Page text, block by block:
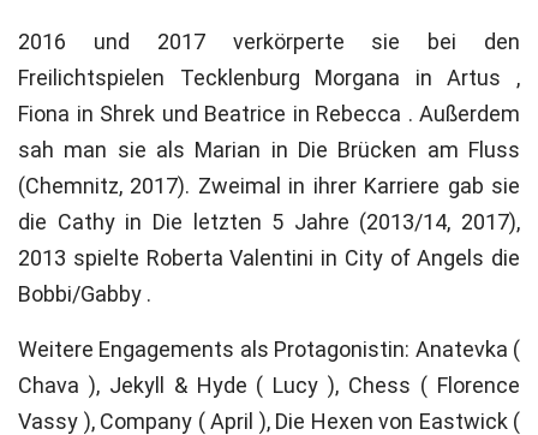
2016 und 2017 verkörperte sie bei den
Freilichtspielen Tecklenburg Morgana in Artus ,
Fiona in Shrek und Beatrice in Rebecca . Außerdem
sah man sie als Marian in Die Brücken am Fluss
(Chemnitz, 2017). Zweimal in ihrer Karriere gab sie
die Cathy in Die letzten 5 Jahre (2013/14, 2017),
2013 spielte Roberta Valentini in City of Angels die
Bobbi/Gabby .
Weitere Engagements als Protagonistin: Anatevka (
Chava ), Jekyll & Hyde ( Lucy ), Chess ( Florence
Vassy ), Company ( April ), Die Hexen von Eastwick (